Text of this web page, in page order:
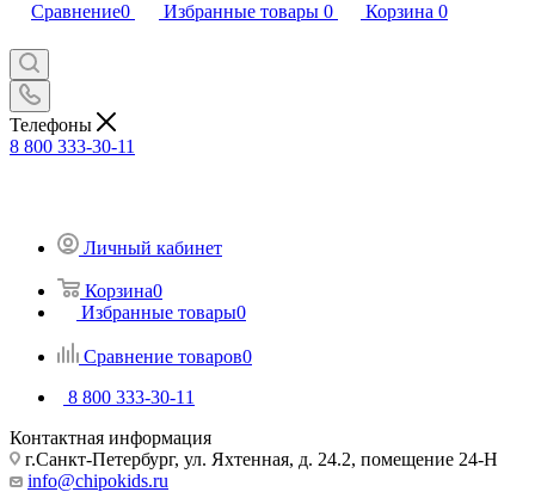
Сравнение0 Избранные товары 0 Корзина 0
Телефоны
8 800 333-30-11
Личный кабинет
Корзина0
Избранные товары0
Сравнение товаров0
8 800 333-30-11
Контактная информация
г.Санкт-Петербург, ул. Яхтенная, д. 24.2, помещение 24-Н
info@chipokids.ru